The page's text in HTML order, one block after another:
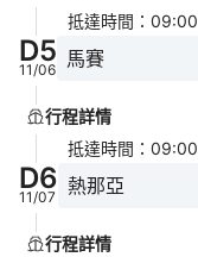
抵達時間 ： 09:00
D5
11/06 馬賽
行程詳情
抵達時間 ： 09:00
D6
11/07 熱那亞
行程詳情